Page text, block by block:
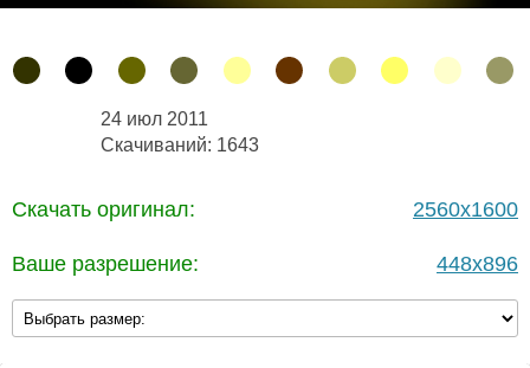
24 июл 2011
Скачиваний: 1643
Скачать оригинал: 2560x1600
Ваше разрешение: 448x896